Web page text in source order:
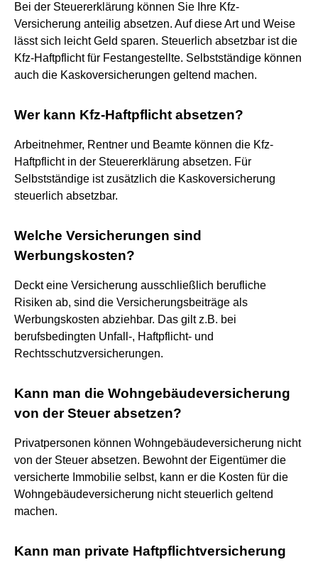
Bei der Steuererklärung können Sie Ihre Kfz-
Versicherung anteilig absetzen. Auf diese Art und Weise
lässt sich leicht Geld sparen. Steuerlich absetzbar ist die
Kfz-Haftpflicht für Festangestellte. Selbstständige können
auch die Kaskoversicherungen geltend machen.
Wer kann Kfz-Haftpflicht absetzen?
Arbeitnehmer, Rentner und Beamte können die Kfz-
Haftpflicht in der Steuererklärung absetzen. Für
Selbstständige ist zusätzlich die Kaskoversicherung
steuerlich absetzbar.
Welche Versicherungen sind
Werbungskosten?
Deckt eine Versicherung ausschließlich berufliche
Risiken ab, sind die Versicherungsbeiträge als
Werbungskosten abziehbar. Das gilt z.B. bei
berufsbedingten Unfall-, Haftpflicht- und
Rechtsschutzversicherungen.
Kann man die Wohngebäudeversicherung
von der Steuer absetzen?
Privatpersonen können Wohngebäudeversicherung nicht
von der Steuer absetzen. Bewohnt der Eigentümer die
versicherte Immobilie selbst, kann er die Kosten für die
Wohngebäudeversicherung nicht steuerlich geltend
machen.
Kann man private Haftpflichtversicherung